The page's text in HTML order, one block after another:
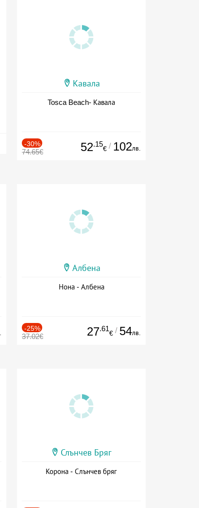
Кавала
Tosca Beach- Кавала
-30%
74.65€ 52.15
€ / 102лв.
Албена
Нона - Албена
-25%
37.02€ 27.61
€ / 54лв.
Слънчев Бряг
Корона - Слънчев бряг